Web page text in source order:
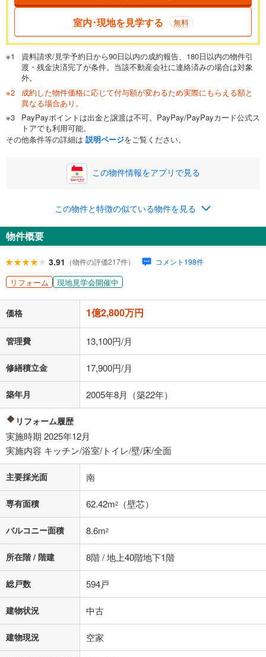
一般的には最長35年まで借り入れ可能です。多くの金融機関
が完済時の年齢は80歳までを条件としています。
閉じる
頭金 万円
0万円 1億2,800万円
自己資金から住宅購入にかけられる金額を入力してくださ
い。一般的には物件価格の2割までが目安です。
閉じる
ボーナス
万円
0円
ナス時の増額分（1回分）を入力してください。
ボーナス払いの限度額は金融機関によって異なります。
閉じる
月々の返済額
ローン返済額 332,269円（頭金比率 0 %）
「金利」については、ご利用を予定されている金融機関等にご確認の
上、ご自身での入力をお願いいたします。初期設定で自動入力されてい
済方法「元利均等返済」にて算出しております。入力された金利を35年
適用した場合の計算結果を表示しています。
その他月額費用や、初期費用がかかります。ご注意ください。実際にお
借り入れの際は各金融機関等に、必ずご自身でご確認をお願いいたしま
す。
条件によってお借り入れができないことがあります。
不動産会社に購入相談をする
閉じる
室内･現地を見学する 無料
資料請求/見学予約日から90日以内の成約報告、180日以内の物件引
渡・残金決済完了が条件。当該不動産会社に連絡済みの場合は対象
外。
成約した物件価格に応じて付与額が変わるため実際にもらえる額と
異なる場合あり。
PayPayポイントは出金と譲渡は不可。PayPay/PayPayカード公式ス
トアでも利用可能。
その他条件等の詳細は 説明ページをご覧ください。
この物件情報をアプリで見る
この物件と特徴の似ている物件を見る
物件概要
3.91 （物件の評価217件） コメント198件
リフォーム 現地見学会開催中
価格 1億2,800万円
管理費 13,100円/月
修繕積立金 17,900円/月
築年月 2005年8月（築22年）
リフォーム履歴
実施時期 2025年12月
実施内容 キッチン/浴室/トイレ/壁/床/全面
主要採光面 南
専有面積 62.42m2 （壁芯）
バルコニー面積 8.6m2
所在階 / 階建 8階 / 地上40階地下1階
総戸数 594戸
建物状況 中古
建物現況 空家